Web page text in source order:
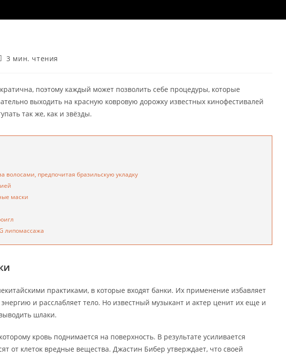
3 мин. чтения
поэтому каждый может позволить себе процедуры, которые
выходить на красную ковровую дорожку известных кинофестивалей
так же, как и звёзды.
предпочитая бразильскую укладку
маски
липомассажа
практиками, в которые входят банки. Их применение избавляет
и расслабляет тело. Но известный музыкант и актер ценит их еще и
шлаки.
кровь поднимается на поверхность. В результате усиливается
от клеток вредные вещества. Джастин Бибер утверждает, что своей